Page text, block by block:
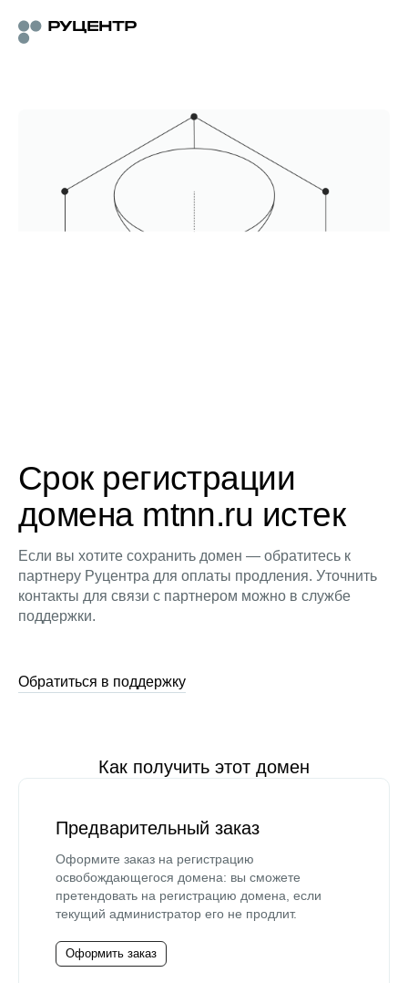
Срок регистрации
домена mtnn.ru истек
Если вы хотите сохранить домен — обратитесь к
партнеру Руцентра для оплаты продления. Уточнить
контакты для связи с партнером можно в службе
поддержки.
Обратиться в поддержку
Как получить этот домен
Предварительный заказ
Оформите заказ на регистрацию
освобождающегося домена: вы сможете
претендовать на регистрацию домена, если
текущий администратор его не продлит.
Оформить заказ